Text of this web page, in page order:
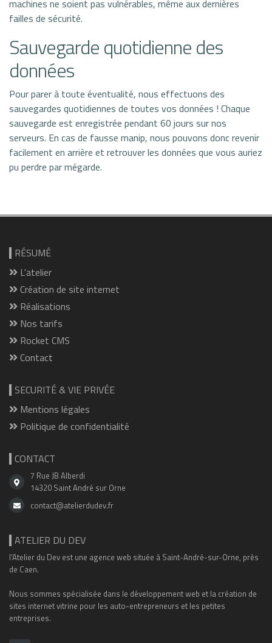
machines ne soient pas vulnérables, même aux dernières
failles de sécurité.
Sauvegarde quotidienne des
données
Pour parer à toute éventualité, nous effectuons des
sauvegardes quotidiennes de toutes vos données ! Chaque
sauvegarde est enregistrée pendant 60 jours sur nos
serveurs. En cas de fausse manip, nous pouvons donc revenir
facilement en arrière et retrouver les données que vous auriez
pu perdre par mégarde.
RÉSUMÉ
L'atelier
Création de site internet
Réalisations
Nos tarifs
Rocket CMS
Contact
SECURITÉ & VIE PRIVÉE
Mentions légales
Politique de confidentialité
CONTACT
7 Rue JB Alberdi
14320 Saint André sur Orne
contact@atelierdudev.fr
ATELIER DU DEV
l'Atelier du Dev est une agence web située à Saint-André-sur-Orne, près
de Caen.
Nous sommes spécialisée dans le développement web et la création de
sites internet vitrine pour les auto-entrepreneurs et les petites
entreprises.